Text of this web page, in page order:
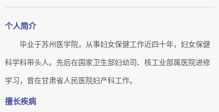
个人简介
毕业于苏州医学院，从事妇女保健工作近四十年，妇女保健
科学科带头人。先后在国家卫生部妇幼司、核工业部属医院进修
学习，曾在甘肃省人民医院妇产科工作。
擅长疾病